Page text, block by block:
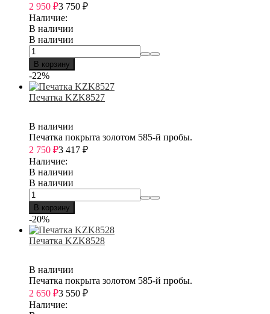
2 950 ₽3 750 ₽
Наличие:
В наличии
В наличии
В корзину
-22%
Печатка KZK8527
В наличии
Печатка покрыта золотом 585-й пробы.
2 750 ₽3 417 ₽
Наличие:
В наличии
В наличии
В корзину
-20%
Печатка KZK8528
В наличии
Печатка покрыта золотом 585-й пробы.
2 650 ₽3 550 ₽
Наличие: